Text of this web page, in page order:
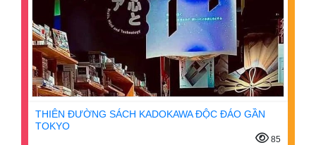
THIÊN ĐƯỜNG SÁCH KADOKAWA ĐỘC ĐÁO GẦN
TOKYO
85